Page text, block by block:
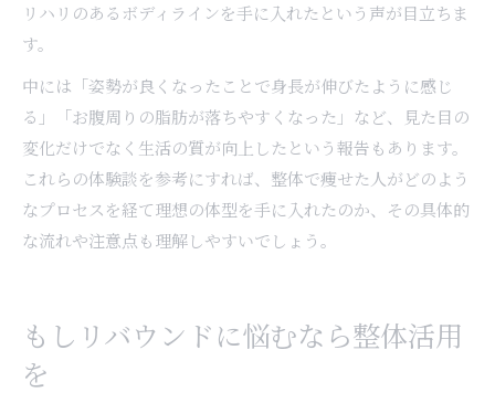
リハリのあるボディラインを手に入れたという声が目立ちま
す。
中には「姿勢が良くなったことで身長が伸びたように感じ
る」「お腹周りの脂肪が落ちやすくなった」など、見た目の
変化だけでなく生活の質が向上したという報告もあります。
これらの体験談を参考にすれば、整体で痩せた人がどのよう
なプロセスを経て理想の体型を手に入れたのか、その具体的
な流れや注意点も理解しやすいでしょう。
もしリバウンドに悩むなら整体活用
を